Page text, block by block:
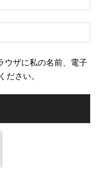
メ
ー
ェ
ウザに私の名前、電子
ださい。